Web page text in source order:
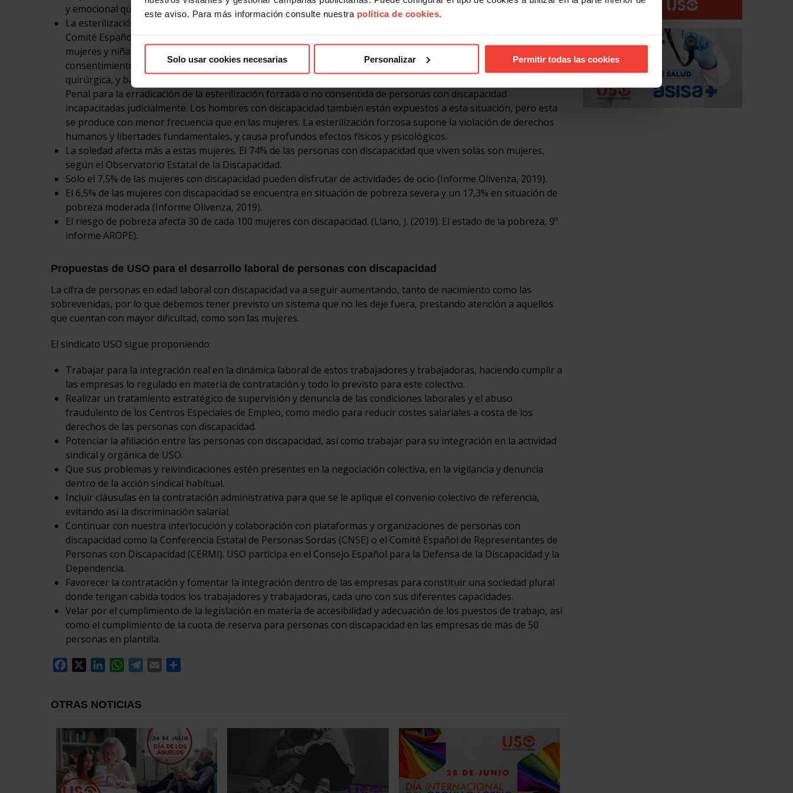
este aviso. Para más información consulte nuestra política de cookies.
Solo usar cookies necesarias Personalizar Permitir todas las cookies
y emocional que las que no la tienen.
La esterilización forzosa de mujeres y niñas con discapacidad es denunciada por el informe de la Fundación
Comité Español de Representantes de Personas con Discapacidad, “Poner fin a la esterilización forzosa de las
mujeres y niñas, en su mayoría adolescentes, con discapacidad”. En él se apunta a que se siguen haciendo sin el
consentimiento o comprensión de las mujeres y niñas con discapacidad sobre el propósito de la intervención
quirúrgica, y bajo el pretexto de su bienestar. Está en trámite una Proposición de Ley de modificación del Código
Penal para la erradicación de la esterilización forzada o no consentida de personas con discapacidad
incapacitadas judicialmente. Los hombres con discapacidad también están expuestos a esta situación, pero esta
se produce con menor frecuencia que en las mujeres. La esterilización forzosa supone la violación de derechos
humanos y libertades fundamentales, y causa profundos efectos físicos y psicológicos.
La soledad afecta más a estas mujeres. El 74% de las personas con discapacidad que viven solas son mujeres,
según el Observatorio Estatal de la Discapacidad.
Solo el 7,5% de las mujeres con discapacidad pueden disfrutar de actividades de ocio (Informe Olivenza, 2019).
El 6,5% de las mujeres con discapacidad se encuentra en situación de pobreza severa y un 17,3% en situación de
pobreza moderada (Informe Olivenza, 2019).
El riesgo de pobreza afecta 30 de cada 100 mujeres con discapacidad. (Llano, J. (2019). El estado de la pobreza, 9º
informe AROPE).
Propuestas de USO para el desarrollo laboral de personas con discapacidad
La cifra de personas en edad laboral con discapacidad va a seguir aumentando, tanto de nacimiento como las
sobrevenidas, por lo que debemos tener previsto un sistema que no les deje fuera, prestando atención a aquellos
que cuentan con mayor dificultad, como son las mujeres.
El sindicato USO sigue proponiendo:
Trabajar para la integración real en la dinámica laboral de estos trabajadores y trabajadoras, haciendo cumplir a
las empresas lo regulado en materia de contratación y todo lo previsto para este colectivo.
Realizar un tratamiento estratégico de supervisión y denuncia de las condiciones laborales y el abuso
fraudulento de los Centros Especiales de Empleo, como medio para reducir costes salariales a costa de los
derechos de las personas con discapacidad.
Potenciar la afiliación entre las personas con discapacidad, así como trabajar para su integración en la actividad
sindical y orgánica de USO.
Que sus problemas y reivindicaciones estén presentes en la negociación colectiva, en la vigilancia y denuncia
dentro de la acción sindical habitual.
Incluir cláusulas en la contratación administrativa para que se le aplique el convenio colectivo de referencia,
evitando así la discriminación salarial.
Continuar con nuestra interlocución y colaboración con plataformas y organizaciones de personas con
discapacidad como la Conferencia Estatal de Personas Sordas (CNSE) o el Comité Español de Representantes de
Personas con Discapacidad (CERMI). USO participa en el Consejo Español para la Defensa de la Discapacidad y la
Dependencia.
Favorecer la contratación y fomentar la integración dentro de las empresas para constituir una sociedad plural
donde tengan cabida todos los trabajadores y trabajadoras, cada uno con sus diferentes capacidades.
Velar por el cumplimiento de la legislación en materia de accesibilidad y adecuación de los puestos de trabajo, así
como el cumplimiento de la cuota de reserva para personas con discapacidad en las empresas de más de 50
personas en plantilla.
Facebook
LinkedInWhatsApp
Telegram
Email
OTRAS NOTICIAS